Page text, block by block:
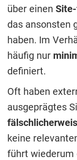
über einen
das ansonsten
haben. Im
häufig nur
definiert.
Oft haben
ausgeprägtes
keine
führt wiederum